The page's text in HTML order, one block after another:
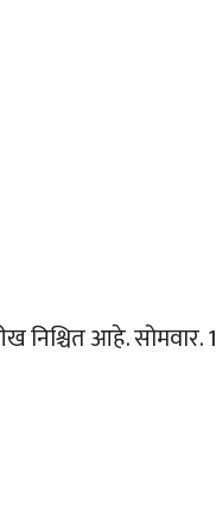
निश्चित आहे. सोमवार.